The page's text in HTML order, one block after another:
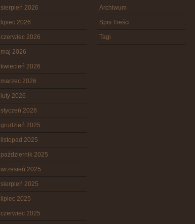
sierpień 2026
lipiec 2026
czerwiec 2026
maj 2026
kwiecień 2026
marzec 2026
luty 2026
styczeń 2026
grudzień 2025
listopad 2025
październik 2025
wrzesień 2025
sierpień 2025
lipiec 2025
czerwiec 2025
Archiwum
Spis Treści
Tagi